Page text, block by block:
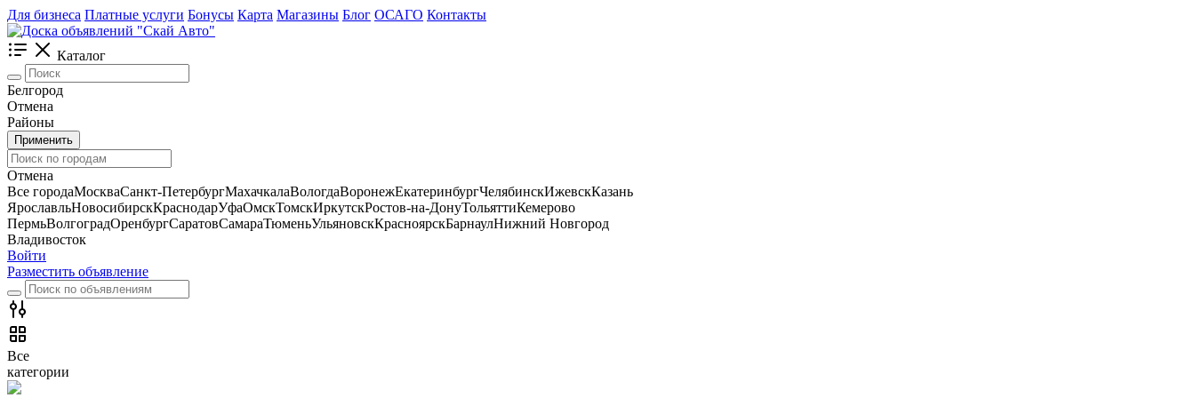
Для бизнеса Платные услуги Бонусы Карта Магазины Блог ОСАГО Контакты
Каталог
Белгород
Отмена
Районы
Применить
Отмена
Все городаМоскваСанкт-ПетербургМахачкалаВологдаВоронежЕкатеринбургЧелябинскИжевскКазань
ЯрославльНовосибирскКраснодарУфаОмскТомскИркутскРостов-на-ДонуТольяттиКемерово
ПермьВолгоградОренбургСаратовСамараТюменьУльяновскКрасноярскБарнаулНижний Новгород
Владивосток
Войти
Разместить объявление
Все
категории